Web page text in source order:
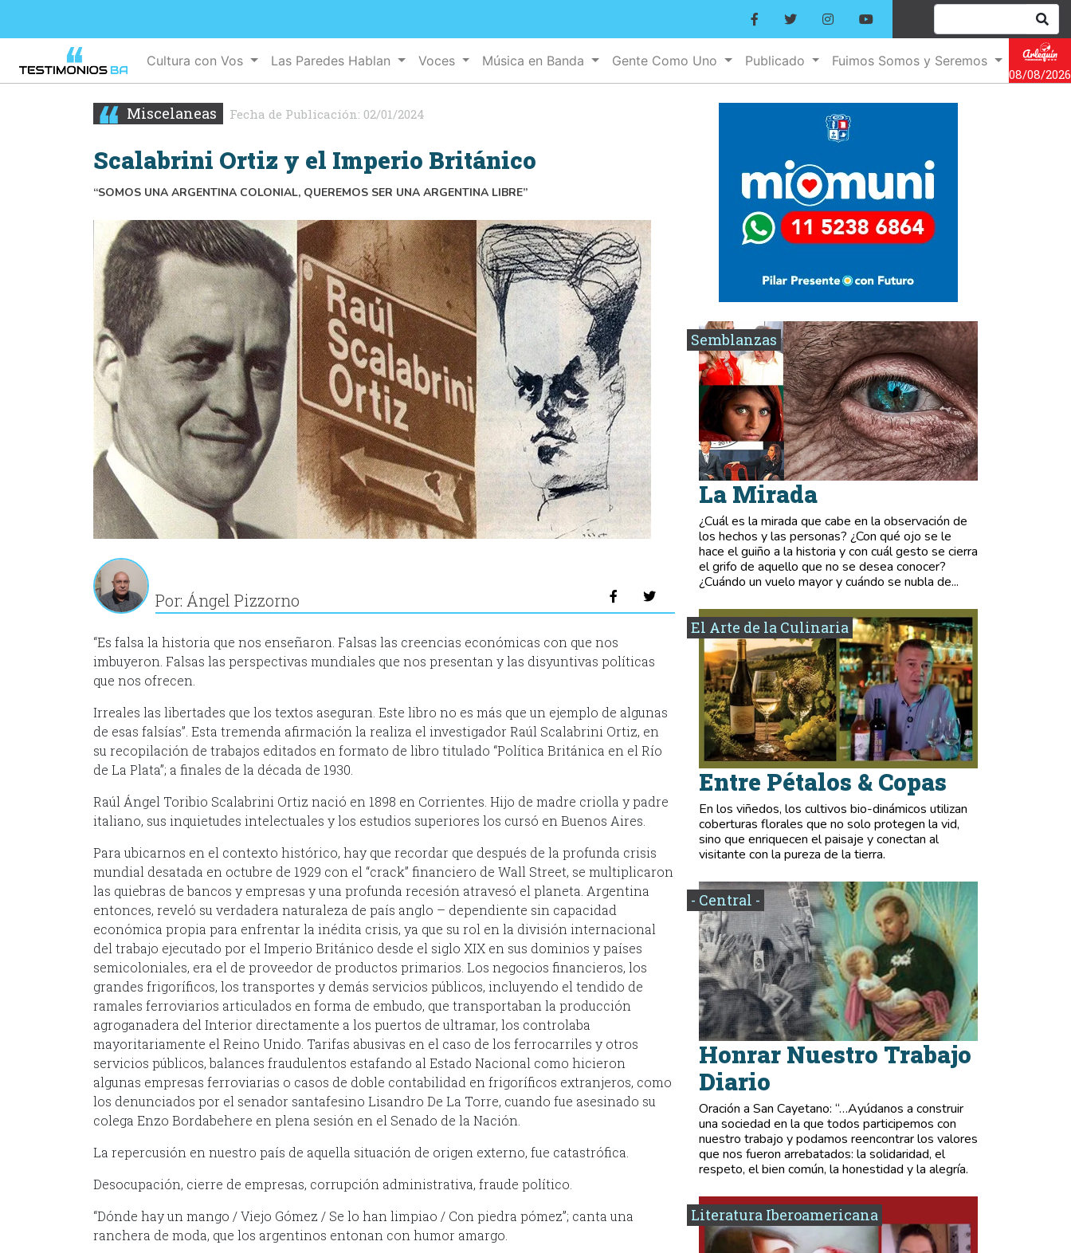
Cultura con Vos Las Paredes Hablan Voces Música en Banda Gente Como Uno Publicado
Fuimos Somos y Seremos
08/08/2026
Miscelaneas Fecha de Publicación: 02/01/2024
Scalabrini Ortiz y el Imperio Británico
“SOMOS UNA ARGENTINA COLONIAL, QUEREMOS SER UNA ARGENTINA LIBRE”
Por: Ángel Pizzorno
“Es falsa la historia que nos enseñaron. Falsas las creencias económicas con que nos
imbuyeron. Falsas las perspectivas mundiales que nos presentan y las disyuntivas políticas
que nos ofrecen.
Irreales las libertades que los textos aseguran. Este libro no es más que un ejemplo de algunas
de esas falsías”. Esta tremenda afirmación la realiza el investigador Raúl Scalabrini Ortiz, en
su recopilación de trabajos editados en formato de libro titulado “Política Británica en el Río
de La Plata”; a finales de la década de 1930.
Raúl Ángel Toribio Scalabrini Ortiz nació en 1898 en Corrientes. Hijo de madre criolla y padre
italiano, sus inquietudes intelectuales y los estudios superiores los cursó en Buenos Aires.
Para ubicarnos en el contexto histórico, hay que recordar que después de la profunda crisis
mundial desatada en octubre de 1929 con el “crack” financiero de Wall Street, se multiplicaron
las quiebras de bancos y empresas y una profunda recesión atravesó el planeta. Argentina
entonces, reveló su verdadera naturaleza de país anglo – dependiente sin capacidad
económica propia para enfrentar la inédita crisis, ya que su rol en la división internacional
del trabajo ejecutado por el Imperio Británico desde el siglo XIX en sus dominios y países
semicoloniales, era el de proveedor de productos primarios. Los negocios financieros, los
grandes frigoríficos, los transportes y demás servicios públicos, incluyendo el tendido de
ramales ferroviarios articulados en forma de embudo, que transportaban la producción
agroganadera del Interior directamente a los puertos de ultramar, los controlaba
mayoritariamente el Reino Unido. Tarifas abusivas en el caso de los ferrocarriles y otros
servicios públicos, balances fraudulentos estafando al Estado Nacional como hicieron
algunas empresas ferroviarias o casos de doble contabilidad en frigoríficos extranjeros, como
los denunciados por el senador santafesino Lisandro De La Torre, cuando fue asesinado su
colega Enzo Bordabehere en plena sesión en el Senado de la Nación.
La repercusión en nuestro país de aquella situación de origen externo, fue catastrófica.
Desocupación, cierre de empresas, corrupción administrativa, fraude político.
“Dónde hay un mango / Viejo Gómez / Se lo han limpiao / Con piedra pómez”; canta una
ranchera de moda, que los argentinos entonan con humor amargo.
Semblanzas
La Mirada
¿Cuál es la mirada que cabe en la observación de
los hechos y las personas? ¿Con qué ojo se le
hace el guiño a la historia y con cuál gesto se cierra
el grifo de aquello que no se desea conocer?
¿Cuándo un vuelo mayor y cuándo se nubla de...
El Arte de la Culinaria
Entre Pétalos & Copas
En los viñedos, los cultivos bio-dinámicos utilizan
coberturas florales que no solo protegen la vid,
sino que enriquecen el paisaje y conectan al
visitante con la pureza de la tierra.
- Central -
Honrar Nuestro Trabajo
Diario
Oración a San Cayetano: “…Ayúdanos a construir
una sociedad en la que todos participemos con
nuestro trabajo y podamos reencontrar los valores
que nos fueron arrebatados: la solidaridad, el
respeto, el bien común, la honestidad y la alegría.
Literatura Iberoamericana